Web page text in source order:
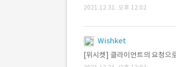
2021.12.31. 오후 12:02
Wishket
[위시켓] 클라이언트의 요청으